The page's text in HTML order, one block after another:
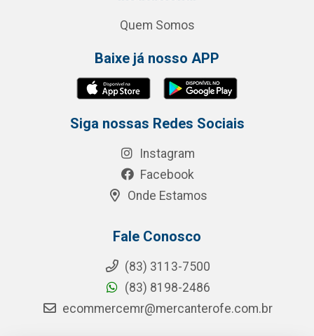
Quem Somos
Baixe já nosso APP
Siga nossas Redes Sociais
Instagram
Facebook
Onde Estamos
Fale Conosco
(83) 3113-7500
(83) 8198-2486
ecommercemr@mercanterofe.com.br